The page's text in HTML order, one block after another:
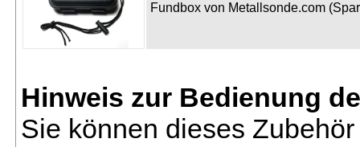
Fundbox von Metallsonde.com
Hinweis zur Bedienung
Sie können dieses